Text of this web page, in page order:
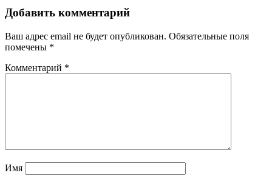
Добавить комментарий
Ваш адрес email не будет опубликован. Обязательные поля
помечены *
Комментарий *
Имя